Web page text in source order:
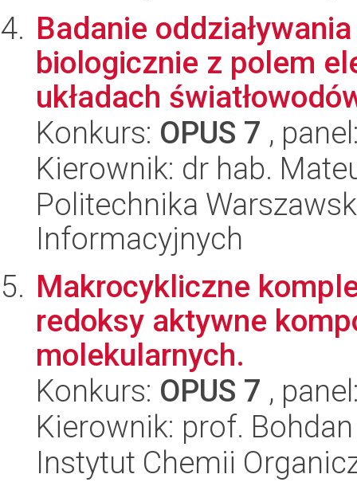
Badanie
biologicznie z polem
układach
Konkurs: OPUS 7 ,
Kierownik: dr hab.
Politechnika
Informacyjnych
Makrocykliczne
redoksy aktywne
molekularnych.
Konkurs: OPUS 7 ,
Kierownik: prof.
Instytut Chemii